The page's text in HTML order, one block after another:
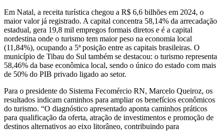
Em Natal, a receita turística chegou a R$ 6,6 bilhões em 2024, o
maior valor já registrado. A capital concentra 58,14% da arrecadação
estadual, gera 19,8 mil empregos formais diretos e é a capital
nordestina onde o turismo tem maior peso na economia local
(11,84%), ocupando a 5ª posição entre as capitais brasileiras. O
município de Tibau do Sul também se destacou: o turismo representa
58,46% da base econômica local, sendo o único do estado com mais
de 50% do PIB privado ligado ao setor.
Para o presidente do Sistema Fecomércio RN, Marcelo Queiroz, os
resultados indicam caminhos para ampliar os benefícios econômicos
do turismo. “O diagnóstico apresentado aponta caminhos práticos
para qualificação da oferta, atração de investimentos e promoção de
destinos alternativos ao eixo litorâneo, contribuindo para